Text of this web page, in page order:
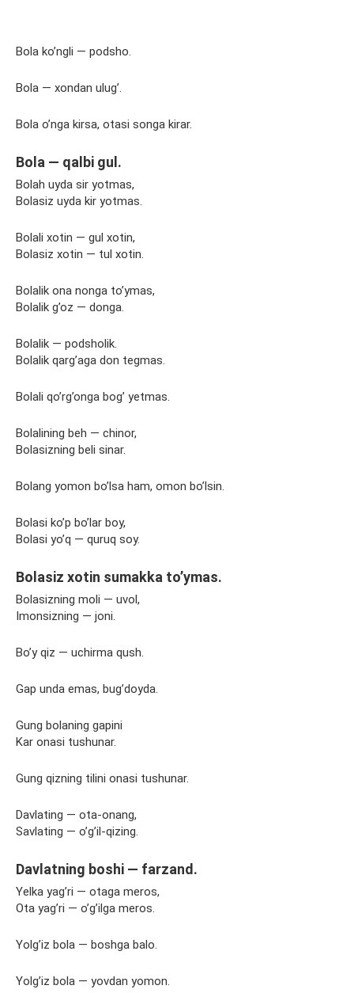
Bola ko’ngli — podsho.
Bola — xondan ulug’.
Bola o’nga kirsa, otasi songa kirar.
Bola — qalbi gul.
Bolah uyda sir yotmas,
Bolasiz uyda kir yotmas.
Bolali xotin — gul xotin,
Bolasiz xotin — tul xotin.
Bolalik ona nonga to’ymas,
Bolalik g’oz — donga.
Bolalik — podsholik.
Bolalik qarg’aga don tegmas.
Bolali qo’rg’onga bog’ yetmas.
Bolalining beh — chinor,
Bolasizning beli sinar.
Bolang yomon bo’lsa ham, omon bo’lsin.
Bolasi ko’p bo’lar boy,
Bolasi yo’q — quruq soy.
Bolasiz xotin sumakka to’ymas.
Bolasizning moli — uvol,
Imonsizning — joni.
Bo’y qiz — uchirma qush.
Gap unda emas, bug’doyda.
Gung bolaning gapini
Kar onasi tushunar.
Gung qizning tilini onasi tushunar.
Davlating — ota-onang,
Savlating — o’g’il-qizing.
Davlatning boshi — farzand.
Yelka yag’ri — otaga meros,
Ota yag’ri — o’g’ilga meros.
Yolg’iz bola — boshga balo.
Yolg’iz bola — yovdan yomon.